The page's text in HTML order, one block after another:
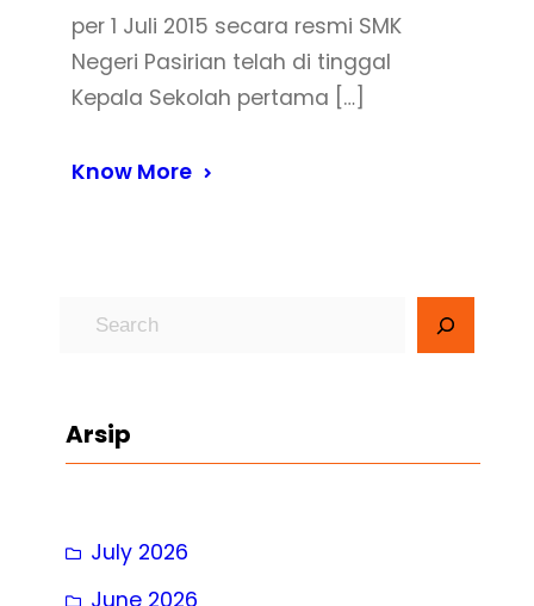
per 1 Juli 2015 secara resmi SMK
Negeri Pasirian telah di tinggal
Kepala Sekolah pertama […]
Know More
c
Arsip
July 2026